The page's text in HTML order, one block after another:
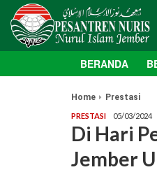
BERANDA
Home Prestasi
PRESTASI 05/03/2024
Di Hari
Jember